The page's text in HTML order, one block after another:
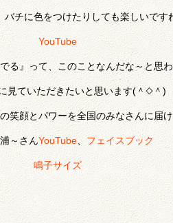
チに色をつけたりしても楽しいです
YouTube
る』って、このことなんだな～と思わ
見ていただきたいと思います(＾◇＾)
笑顔とパワーを全国のみなさんに届
～さんYouTube 、 フェイスブック
鳴子サイズ